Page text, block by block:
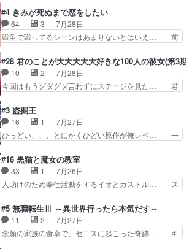
とフィーネの２度目のデート出… マジできな臭い
ぞ帝位争い。姉からの刺客を… ふぃーねと町の様
子を見に行ったら町中で窃…
接していいのかわからず戸惑うかけるも… 盲目だ
と相手の表情も分からないからどう思… 今期のバ
ックナンバーみたいなOPアニメ。… 初デートで
冬月を笑わせようとする姿も冬月… 特に大きな事
を笑わせようとする姿も冬月… 3話までは主人公
がどうでもいいことでずっ… 花火購入に浅草へ…
行き当たりばったり訪問…
#4 きみが死ぬまで恋をしたい
64 3
7月28日
戦争で戦ってるシーンはあまりないとはいえ… 前
の存在で揺らぐ14クラス約束された死… ミミの
秘密をあっさり受け入れたのは拍子抜… 蘇生魔法
って下衆い国なら進退窮まったら手… 蘇生魔法ヤ
バイけどミミいなかったら詰んで… アニメオタク
うございました！アリとセイ… ごめん、そういう
話がしたい作品じゃないの… 第４話感想：その口
止め効果あるかな？ミミ…
#28 君のことが大大大大大好きな100人の彼女(第3期)
10 2
7月28日
今回はもうグダグダ言わずにステージを見た… 君
カノ版ラブライブ！？こういうのは人… 俺、みん
なのレッスン動画をDVDが焼きき… アナウンス
役で出演いたしましたみんなのア… 恋太郎ファミ
リーがガチでアイドルに挑戦！… ギャグギャグし
カノGirlfrien… 『アイドル伝説恋太郎ファミリ
ー』にて「ア… 安木路佐ウル子役で出演いたしま
したクォリ…
#3 盗掘王
16 1
7月27日
ひっどい、、、とにかくひどい原作が俺レベ… 一
美咲さんと言えば幼女！アイマスの市原… 遼河は
目的の為には人命も軽視するタイプの… 4つのス
キルが揃う。広い墓を捜索中、遼河… 村正はそん
なおどろおどろしいエピソードあ… 気持ちよくし
レベのアニメ制作を日本に奪… 予言で正体がバレ
る、もう騙し討ちは出来な… 村正の墓、アニメで
見ると一杯で怖いな。ア…
#16 黒猫と魔女の教室
33 1
7月26日
人助けのため奉仕活動をするイオとカストル… ス
とカストルの共通点は、魔法の制御が出… 椋鳥の
大群て…住民から迷惑がられてない？… キングコ
ングor進撃の巨人牡羊座のアルデ… スピカ・イ
オ・カストルという組み合わせ。… 有り余るパワ
#5 無職転生Ⅲ ～異世界行ったら本気だす～
11 2
7月27日
念願の家族の食卓で、ゼニスに起こった奇跡… キ